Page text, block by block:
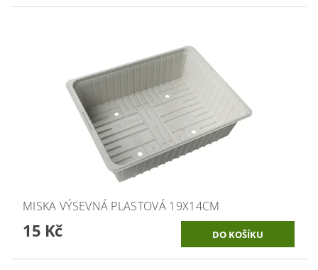
MISKA VÝSEVNÁ PLASTOVÁ 19X14CM
15 Kč